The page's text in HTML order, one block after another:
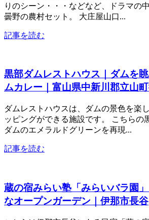
りのシーン・・・などなど、ドラマの
曇野の農村セット。 大庄屋山口...
記事を読む
黒部ダムレストハウス｜ダムを
ムカレー｜富山県中新川郡立山
ダムレストハウスは、ダムの景色を楽
ッピングができる施設です。 こちらの
ダムのエメラルドグリーンを再現...
記事を読む
蔵の宿みらい塾「みらいバラ園
なオープンガーデン｜伊那市長谷